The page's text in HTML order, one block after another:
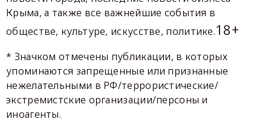
Крыма, а также все важнейшие события в
обществе, культуре, искусстве, политике.18+
* Значком отмечены публикации, в которых
упоминаются запрещенные или признанные
нежелательными в РФ/террористические/
экстремистские организации/персоны и
иноагенты.